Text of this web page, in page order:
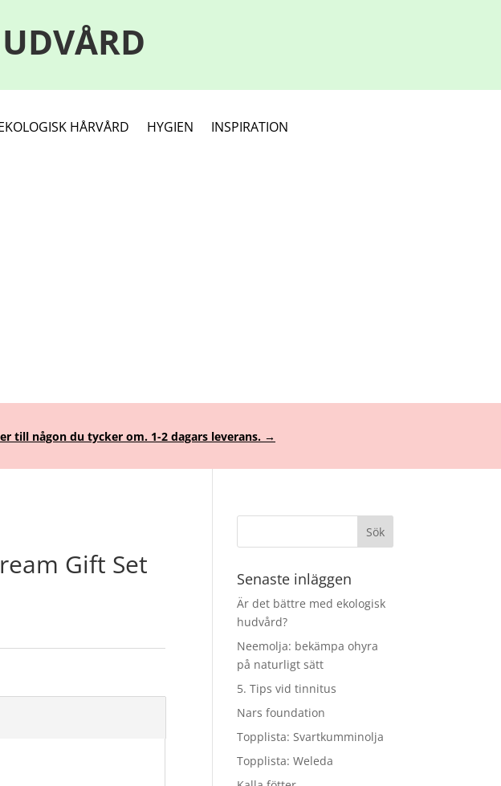
HÅRVÅRD HYGIEN INSPIRATION
till någon du tycker om. 1-2 dagars leverans. →
Gift Set Senaste inläggen
Är det bättre med ekologisk
hudvård?
Neemolja: bekämpa ohyra
på naturligt sätt
5. Tips vid tinnitus
Nars foundation
Topplista: Svartkumminolja
Topplista: Weleda